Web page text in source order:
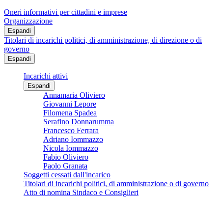
Oneri informativi per cittadini e imprese
Organizzazione
Espandi
Titolari di incarichi politici, di amministrazione, di direzione o di
governo
Espandi
Incarichi attivi
Espandi
Annamaria Oliviero
Giovanni Lepore
Filomena Spadea
Serafino Donnarumma
Francesco Ferrara
Adriano Iommazzo
Nicola Iommazzo
Fabio Oliviero
Paolo Granata
Soggetti cessati dall'incarico
Titolari di incarichi politici, di amministrazione o di governo
Atto di nomina Sindaco e Consiglieri